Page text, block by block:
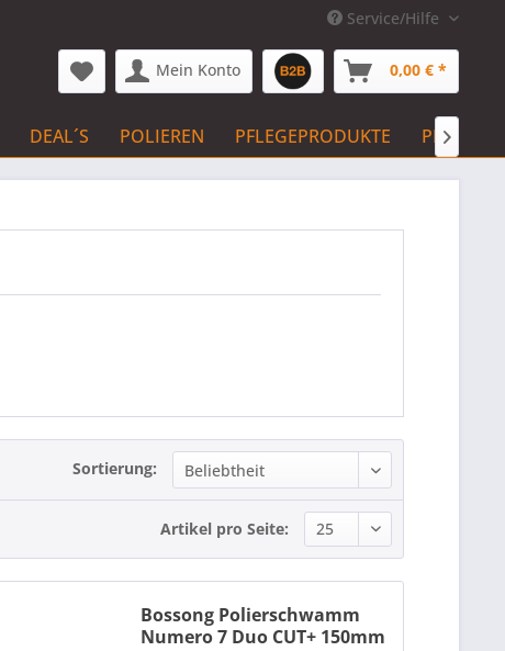
Service/Hilfe
Mein Konto 0,00 € *
DEAL´S POLIEREN PFLEGEPRODUKTE PFLEGE

Sortierung:
Artikel pro Seite:
Bossong Polierschwamm
Numero 7 Duo CUT+ 150mm